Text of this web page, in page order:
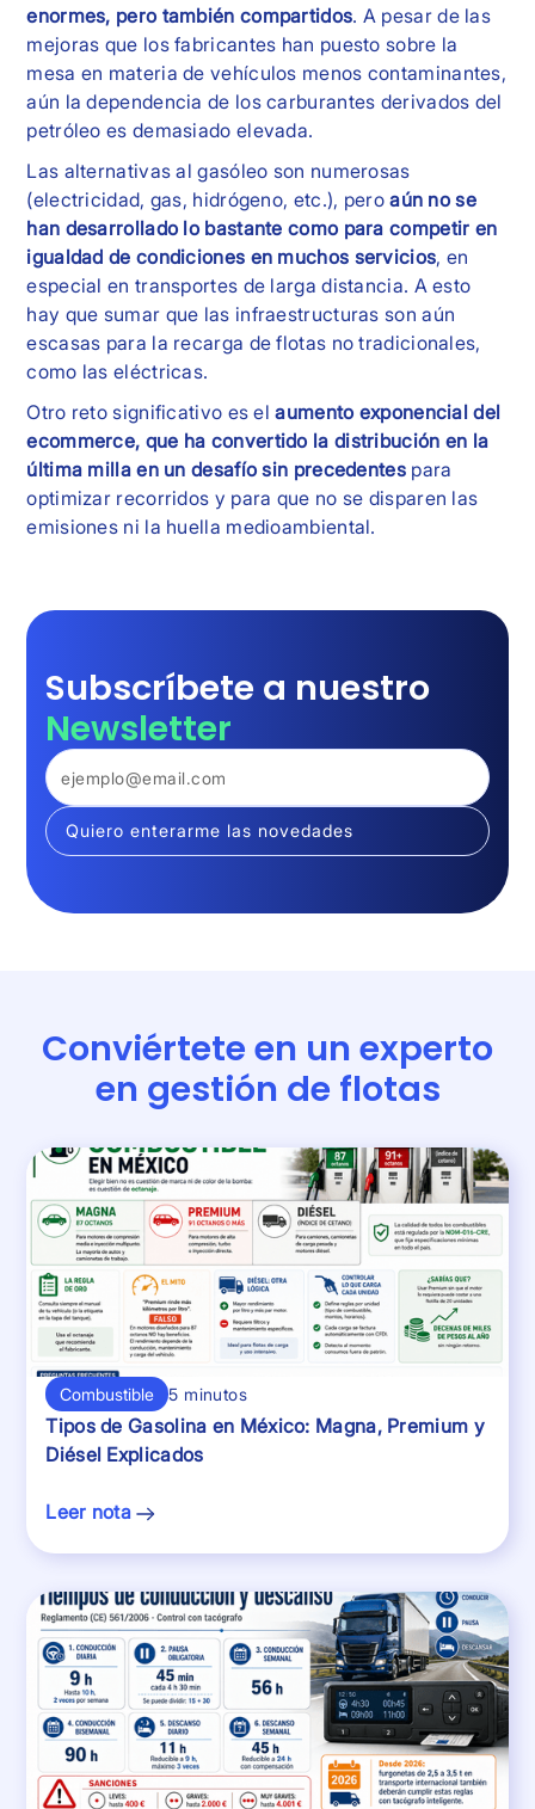
enormes, pero también compartidos. A pesar de las
mejoras que los fabricantes han puesto sobre la
mesa en materia de vehículos menos contaminantes,
aún la dependencia de los carburantes derivados del
petróleo es demasiado elevada.
Las alternativas al gasóleo son numerosas
(electricidad, gas, hidrógeno, etc.), peroaún no se
han desarrollado lo bastante como para competir en
igualdad de condiciones en muchos servicios, en
especial en transportes de larga distancia. A esto
hay que sumar que las infraestructuras son aún
escasas para la recarga de flotas no tradicionales,
como las eléctricas.
Otro reto significativo es elaumento exponencial del
ecommerce, que ha convertido la distribución en la
última milla en un desafío sin precedentes para
optimizar recorridos y para que no se disparen las
emisiones ni la huella medioambiental.
Subscríbete a nuestro
Newsletter
Conviértete en un experto
en gestión de flotas
Combustible 5 minutos
Tipos de Gasolina en México: Magna, Premium y
Diésel Explicados
Leer nota